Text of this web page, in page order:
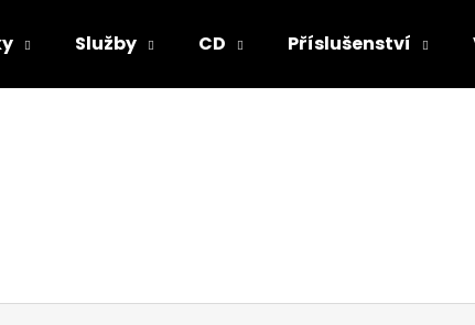
Služby CD Příslušenství
Doporučujeme